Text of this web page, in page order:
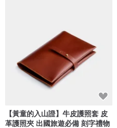
【黃童的入山證】牛皮護照套 皮
革護照夾 出國旅遊必備 刻字禮物